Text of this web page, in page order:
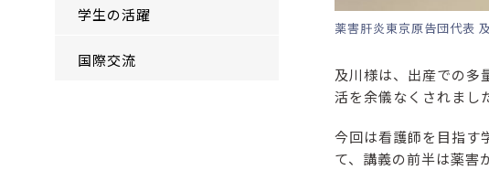
学生の活躍
国際交流
薬害肝炎東京原告団代表
及川様は、出産での多
活を余儀なくされまし
今回は看護師を目指す
て、講義の前半は薬害